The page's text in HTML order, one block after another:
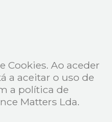
Cookies. Ao aceder
a aceitar o uso de
a política de
Matters Lda.